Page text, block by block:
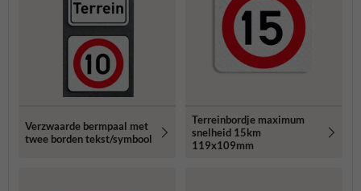
Verzwaarde bermpaal met
twee borden tekst/symbool
Terreinbordje maximum
snelheid 15km
119x109mm